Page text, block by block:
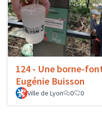
124 - Une borne-
Eugénie Buisson
Ville de Lyon 0 0